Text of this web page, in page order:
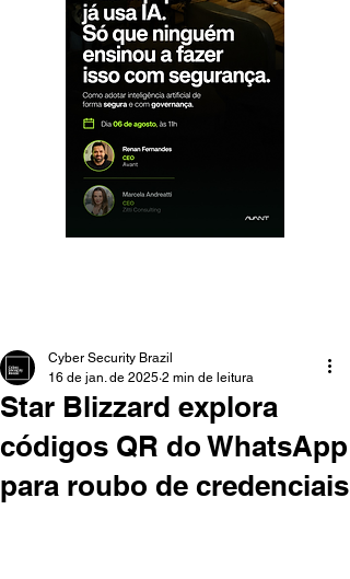
Star Blizzard explora
códigos QR do WhatsApp
para roubo de credenciais
Cyber Security Brazil
16 de jan. de 2025 2 min de leitura